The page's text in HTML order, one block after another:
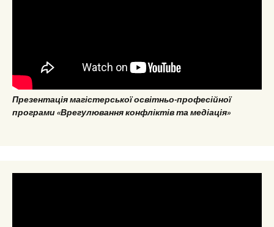
Презентація магістерської освітньо-професійної
програми «Врегулювання конфліктів та медіація»